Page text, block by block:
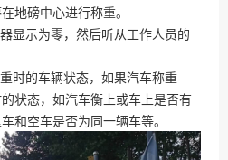
地磅中心进行称重。
显示为零，然后听从工作人员的
时的车辆状态，如果汽车称重
状态，如汽车衡上或车上是否有
和空车是否为同一辆车等。